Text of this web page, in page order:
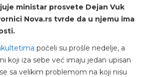
ministar prosvete Dejan Vuk
Nova.rs tvrde da u njemu ima
počeli su prošle nedelje, a
koji iza sebe već imaju jedan upisan
sa velikim problemom na koji nisu